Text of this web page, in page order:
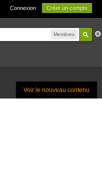
Connexion Créer un compte
Membres
Voir le nouveau contenu